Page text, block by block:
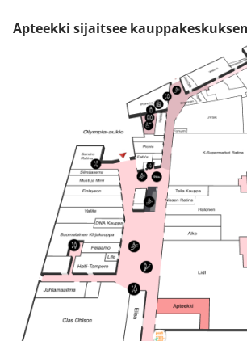
Apteekki sijaitsee